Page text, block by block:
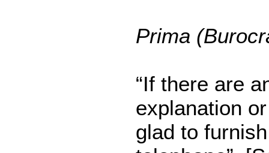
Prima
“If there are
explanation
glad to